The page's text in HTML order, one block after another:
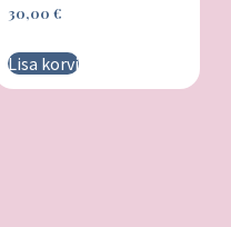
30,00 €
Lisa korvi